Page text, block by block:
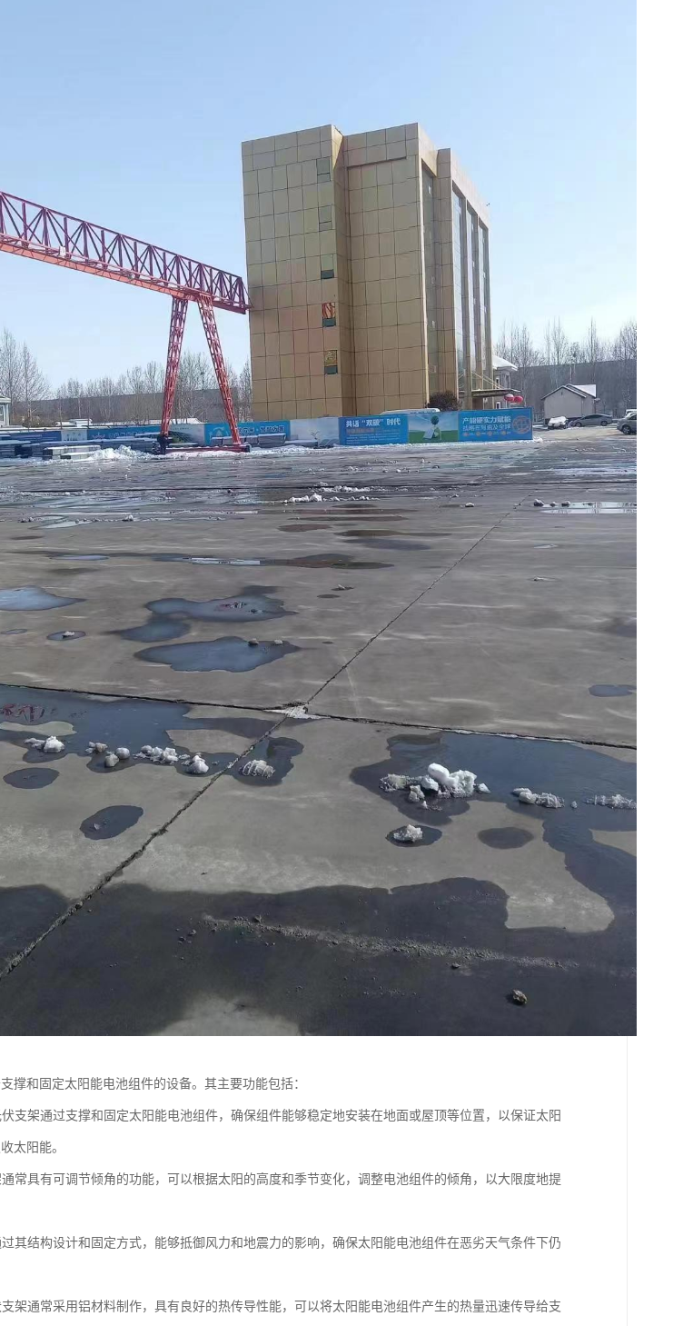
撑和固定太阳能电池组件的设备。其主要功能包括：
支架通过支撑和固定太阳能电池组件，确保组件能够稳定地安装在地面或屋顶等位置，以保证太阳
太阳能。
常具有可调节倾角的功能，可以根据太阳的高度和季节变化，调整电池组件的倾角，以大限度地提
其结构设计和固定方式，能够抵御风力和地震力的影响，确保太阳能电池组件在恶劣天气条件下仍
架通常采用铝材料制作，具有良好的热传导性能，可以将太阳能电池组件产生的热量迅速传导给支